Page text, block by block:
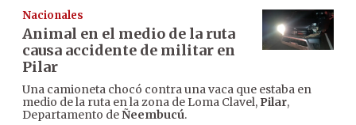
Nacionales
Animal en el medio de la ruta
causa accidente de militar en
Pilar
Una camioneta chocó contra una vaca que estaba en
medio de la ruta en la zona de Loma Clavel, Pilar,
Departamento deÑeembucú.